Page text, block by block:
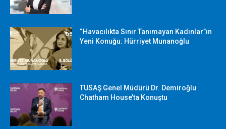
“Havacılıkta Sınır Tanımayan Kadınlar”ın
Yeni Konuğu: Hürriyet Munanoğlu
TUSAŞ Genel Müdürü Dr. Demiroğlu
Chatham House’ta Konuştu